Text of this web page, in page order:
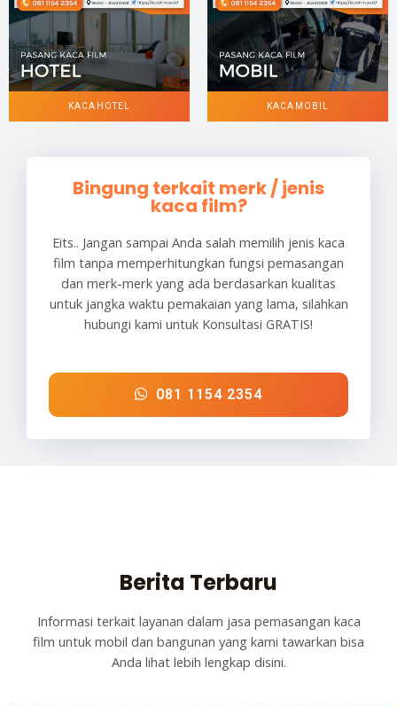
KACA HOTEL KACA MOBIL
Bingung terkait merk / jenis
kaca film?
Eits.. Jangan sampai Anda salah memilih jenis kaca
film tanpa memperhitungkan fungsi pemasangan
dan merk-merk yang ada berdasarkan kualitas
untuk jangka waktu pemakaian yang lama, silahkan
hubungi kami untuk Konsultasi GRATIS!
081 1154 2354
Berita Terbaru
Informasi terkait layanan dalam jasa pemasangan kaca
film untuk mobil dan bangunan yang kami tawarkan bisa
Anda lihat lebih lengkap disini.